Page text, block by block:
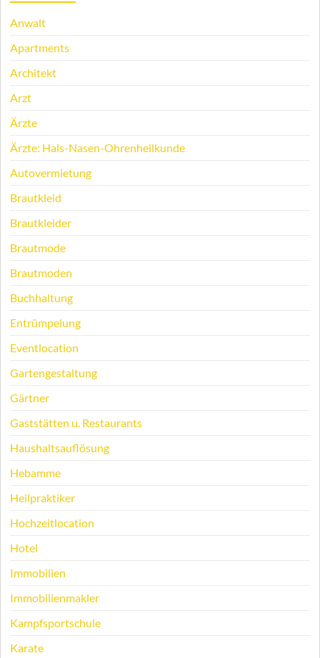
Anwalt
Apartments
Architekt
Arzt
Ärzte
Ärzte: Hals-Nasen-Ohrenheilkunde
Autovermietung
Brautkleid
Brautkleider
Brautmode
Brautmoden
Buchhaltung
Entrümpelung
Eventlocation
Gartengestaltung
Gärtner
Gaststätten u. Restaurants
Haushaltsauflösung
Hebamme
Heilpraktiker
Hochzeitlocation
Hotel
Immobilien
Immobilienmakler
Kampfsportschule
Karate